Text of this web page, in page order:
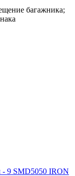
багажника;
9 SMD5050 IRON